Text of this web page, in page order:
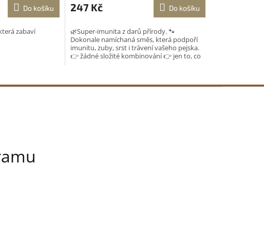
Do košíku
zabaví
produktu
je
z
5
hvězdiček.
247 Kč Do košíku
🌿Super-imunita z darů přírody. 🐾
Dokonale namíchaná směs, která podpoří
imunitu, zuby, srst i trávení vašeho pejska.
👉 žádné složité kombinování 👉 jen to, co